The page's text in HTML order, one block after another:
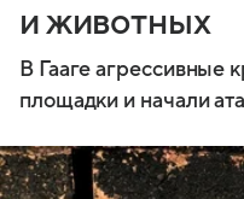
и животных
В Гааге агрессивные
площадки и начали